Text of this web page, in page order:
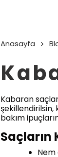
Anasayfa
Kabaran
şekillendirilsin,
bakım
Saçların